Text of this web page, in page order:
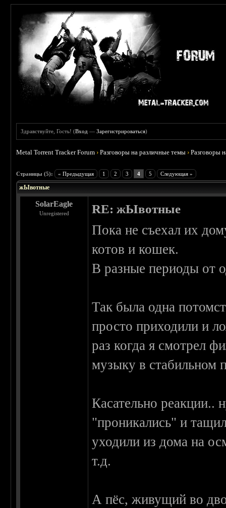
Здравствуйте, Гость! (Вход —Зарегистрироваться)
Metal Torrent Tracker Forum ›Разговоры на различные темы ›Разговоры
Страницы (5): « Предыдущая 1 2 3 4 5 Следующая »
жЫвотные
SolarEagle
Unregistered RE: жЫвотные
Пока не съехал их
котов и кошек.
В разные периоды от
Так была одна
просто приходили и
раз когда я смотрел
музыку в стабильном
Касательно реакции..
"проникались" и
уходили из дома на
т.д.
А пёс, живущий во